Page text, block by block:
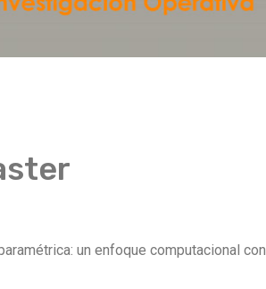
un enfoque computacional con